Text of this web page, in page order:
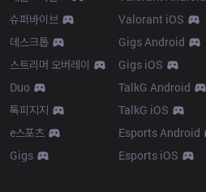
슈퍼바이브
데스크톱
스트리머 오버레이
Duo
톡피지지
e스포츠
Gigs
Valorant iOS
Gigs Android
Gigs iOS
TalkG Android
TalkG iOS
Esports Android
Esports iOS